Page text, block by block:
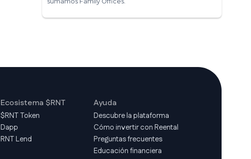
Ecosistema $RNT
$RNT Token
Dapp
RNT Lend
Ayuda
Descubre la plataforma
Cómo invertir con Reental
Preguntas frecuentes
Educación financiera